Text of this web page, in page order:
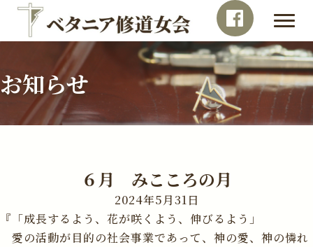
お知らせ
６月 みこころの月
2024年5月31日
『「成長するよう、花が咲くよう、伸びるよう」
愛の活動が目的の社会事業であって、神の愛、神の憐れ